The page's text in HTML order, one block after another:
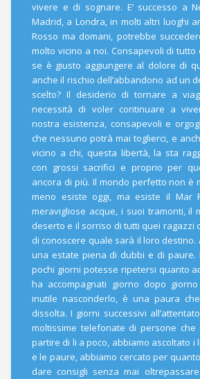
vivere e di sognare. E’ successo a
Madrid, a Londra, in molti altri luoghi
Rosso ma domani, potrebbe
molto vicino a noi. Consapevoli di tutto
se è giusto aggiungere al dolore di
anche il rischio dell’abbandono ad un
scelto? Il desiderio di tornare a
necessità di voler continuare a
nostra esistenza, consapevoli e
che nessuno potrà mai toglierci, e
vicino a chi, questa libertà, la sta
con grossi sacrifici e proprio per
ancora di più. Il mondo perfetto non è
meno esiste oggi, ma esiste il Mar
meravigliose acque, i suoi tramonti, il
deserto e il sorriso di tutti quei ragazzi
di conoscere quale sarà il loro destino.
una estate piena di dubbi e di paure.
pochi giorni potesse ripetersi quanto
ha accompagnati giorno dopo
inutile nasconderlo, è una paura
dissolta. I giorni successivi
moltissime telefonate di persone che
partire di li a poco, abbiamo ascoltato i
e le paure, abbiamo cercato per
dare consigli senza mai